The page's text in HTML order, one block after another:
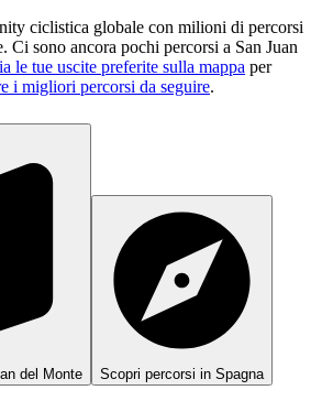
ciclistica globale con milioni di percorsi
Ci sono ancora pochi percorsi a San Juan
le tue uscite preferite sulla mappa per
i migliori percorsi da seguire.
del Monte Scopri percorsi in Spagna